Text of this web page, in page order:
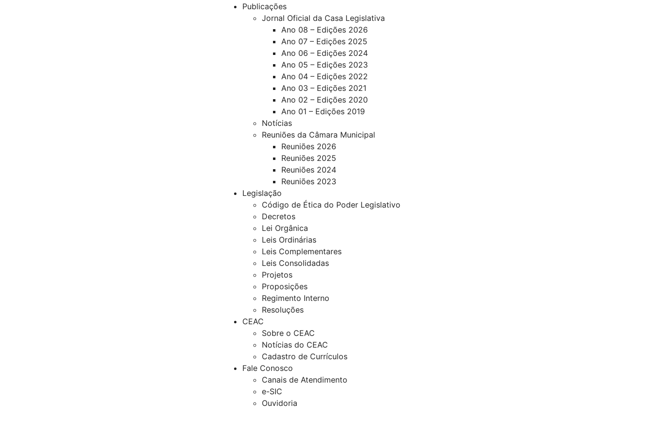
Publicações
Jornal Oficial da Casa Legislativa
Ano 08 – Edições 2026
Ano 07 – Edições 2025
Ano 06 – Edições 2024
Ano 05 – Edições 2023
Ano 04 – Edições 2022
Ano 03 – Edições 2021
Ano 02 – Edições 2020
Ano 01 – Edições 2019
Notícias
Reuniões da Câmara Municipal
Reuniões 2026
Reuniões 2025
Reuniões 2024
Reuniões 2023
Legislação
Código de Ética do Poder Legislativo
Decretos
Lei Orgânica
Leis Ordinárias
Leis Complementares
Leis Consolidadas
Projetos
Proposições
Regimento Interno
Resoluções
CEAC
Sobre o CEAC
Notícias do CEAC
Cadastro de Currículos
Fale Conosco
Canais de Atendimento
e-SIC
Ouvidoria